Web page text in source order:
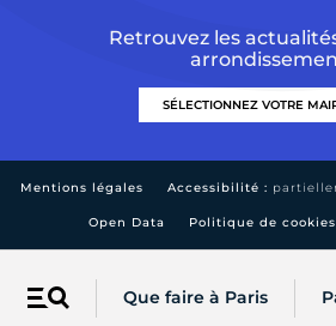
Menu Que faire à Paris
Retrouvez les
Mentions légales Accessibilité :
Open Data Politique de cookies